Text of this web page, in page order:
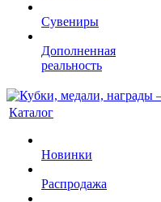
Сувениры
Дополненная
реальность
Каталог
Новинки
Распродажа